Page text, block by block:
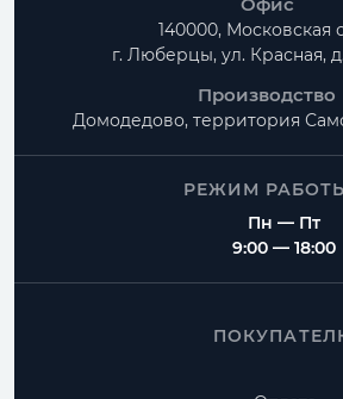
140000, Московская
г. Люберцы, ул. Красная, д.
Производство
Домодедово, территория
РЕЖИМ
Пн — Пт
9:00 — 18:00